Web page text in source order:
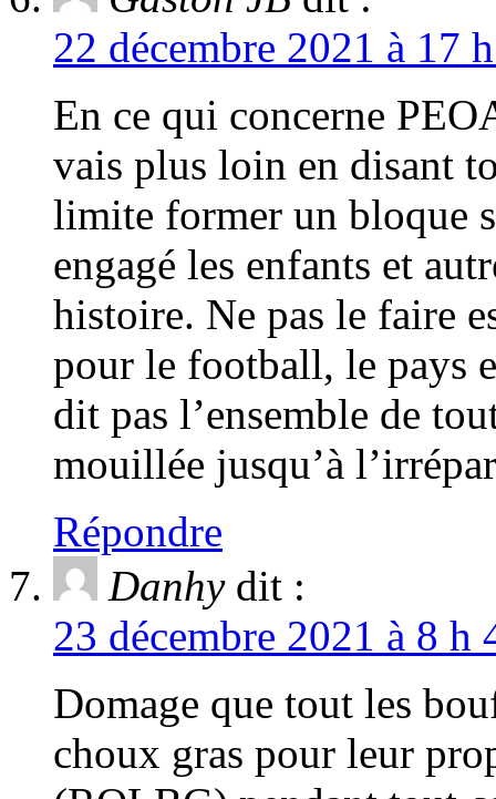
22 décembre 2021 à 17
En ce qui concerne
vais plus loin en disant
limite former un bloque
engagé les enfants et
histoire. Ne pas le faire
pour le football, le pays
dit pas l’ensemble de
mouillée jusqu’à
Répondre
Danhy dit :
23 décembre 2021 à 8
Domage que tout les
choux gras pour leur